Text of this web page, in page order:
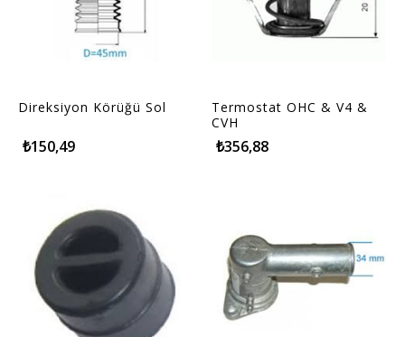
Direksiyon Körüğü Sol
₺150,49
Termostat OHC & V4 &
CVH
₺356,88